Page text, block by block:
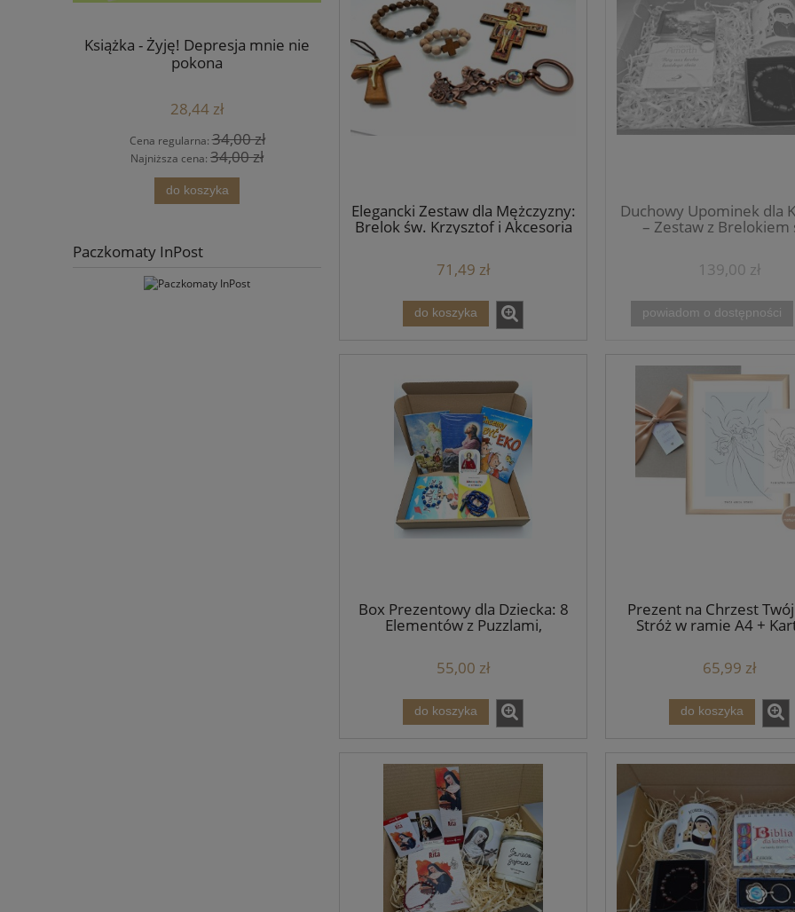
Książka - Żyję! Depresja mnie nie
pokona
28,44 zł
Cena regularna:34,00 zł
Najniższa cena: 34,00 zł
do koszyka
Pamiątka chrztu świętego -
Książeczka z życzeniami - Warianty
9,55 zł
Różaniec na rękę damski św.
Benedykta - OUTLET
15,00 zł
29,90 zł
Paczkomaty InPost
Elegancki Zestaw dla Mężczyzny:
Brelok św. Krzysztof i Akcesoria
71,49 zł
do koszyka
Duchowy Upominek dla
– Zestaw z Brelokiem
Amortha i139,00 zł
powiadom o dostępności
Box Prezentowy dla Dziecka: 8
Elementów z Puzzlami,
Gotowy Upominek
55,00 zł
do koszyka
Prezent na Chrzest Twój
Stróż w ramie A4 +
65,99 zł
do koszyka